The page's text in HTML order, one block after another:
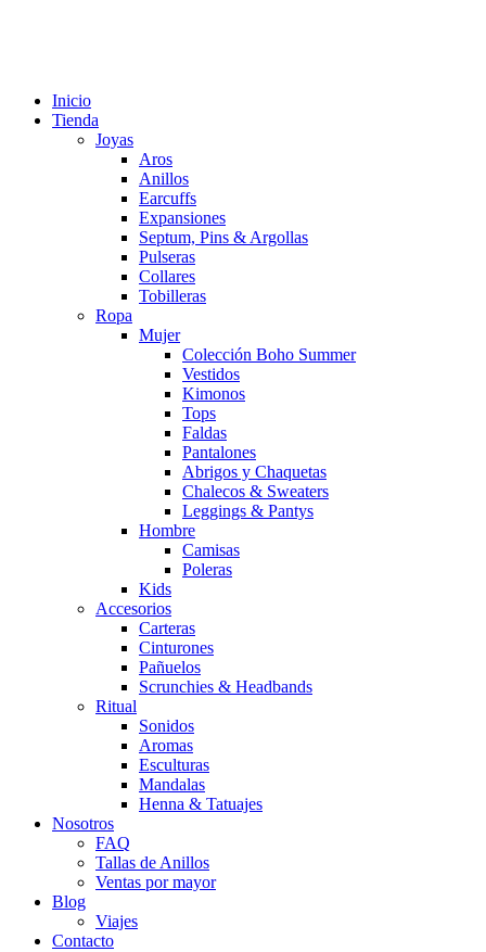
Inicio
Tienda
Joyas
Aros
Anillos
Earcuffs
Expansiones
Septum, Pins & Argollas
Pulseras
Collares
Tobilleras
Ropa
Mujer
Colección Boho Summer
Vestidos
Kimonos
Tops
Faldas
Pantalones
Abrigos y Chaquetas
Chalecos & Sweaters
Leggings & Pantys
Hombre
Camisas
Poleras
Kids
Accesorios
Carteras
Cinturones
Pañuelos
Scrunchies & Headbands
Ritual
Sonidos
Aromas
Esculturas
Mandalas
Henna & Tatuajes
Nosotros
FAQ
Tallas de Anillos
Ventas por mayor
Blog
Viajes
Contacto